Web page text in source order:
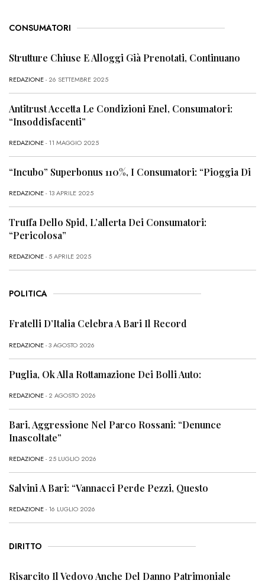
CONSUMATORI
Strutture Chiuse E Alloggi Già Prenotati, Continuano
REDAZIONE- 26 SETTEMBRE 2025
Antitrust Accetta Le Condizioni Enel, Consumatori:
“Insoddisfacenti”
REDAZIONE- 11 MAGGIO 2025
“Incubo” Superbonus 110%, I Consumatori: “Pioggia Di
REDAZIONE- 13 APRILE 2025
Truffa Dello Spid, L’allerta Dei Consumatori:
“Pericolosa”
REDAZIONE- 5 APRILE 2025
POLITICA
Fratelli D’Italia Celebra A Bari Il Record
REDAZIONE- 3 AGOSTO 2026
Puglia, Ok Alla Rottamazione Dei Bolli Auto:
REDAZIONE- 2 AGOSTO 2026
Bari, Aggressione Nel Parco Rossani: “Denunce
Inascoltate”
REDAZIONE- 25 LUGLIO 2026
Salvini A Bari: “Vannacci Perde Pezzi, Questo
REDAZIONE- 16 LUGLIO 2026
DIRITTO
Risarcito Il Vedovo Anche Del Danno Patrimoniale